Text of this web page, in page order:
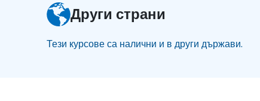
Други страни
Тези курсове са налични и в други държави.